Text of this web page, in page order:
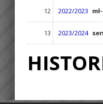
12
2022/2023
13 2023/2024 sen